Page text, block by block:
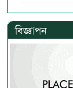
বিজ্ঞাপন